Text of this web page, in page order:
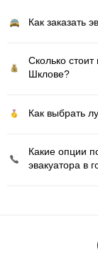
Как заказать
Сколько стоит
Шклове?
Как выбрать
Какие опции
эвакуатора в